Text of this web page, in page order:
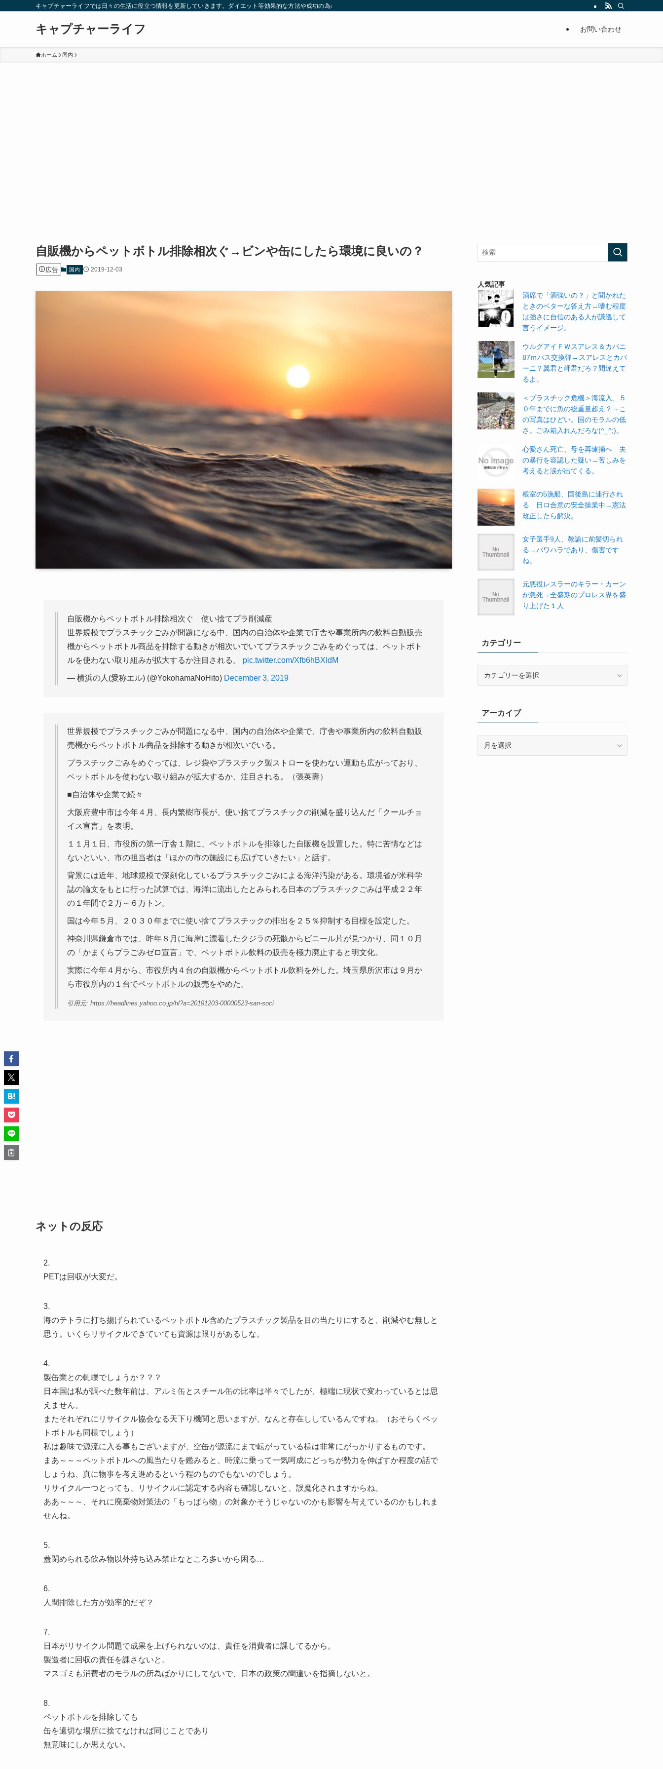
キャプチャーライフでは日々の生活に役立つ情報を更新していきます。ダイエット等効果的な方法や成功の為の秘訣等。太ったり悩んでいる方々が簡単に痩せることが出来るように分かりやすくまとめています。
キャプチャーライフ お問い合わせ
ホーム 国内
自販機からペットボトル排除相次ぐ→ビンや缶にしたら環境に良いの？
広告 国内 2019-12-03
自販機からペットボトル排除相次ぐ 使い捨てプラ削減産
世界規模でプラスチックごみが問題になる中、国内の自治体や企業で庁舎や事業所内の飲料自動販売
機からペットボトル商品を排除する動きが相次いでいてプラスチックごみをめぐっては、ペットボト
ルを使わない取り組みが拡大するか注目される。 pic.twitter.com/Xfb6hBXIdM
— 横浜の人(愛称エル) (@YokohamaNoHito) December 3, 2019
世界規模でプラスチックごみが問題になる中、国内の自治体や企業で、庁舎や事業所内の飲料自動販
売機からペットボトル商品を排除する動きが相次いでいる。
プラスチックごみをめぐっては、レジ袋やプラスチック製ストローを使わない運動も広がっており、
ペットボトルを使わない取り組みが拡大するか、注目される。（張英壽）
■自治体や企業で続々
大阪府豊中市は今年４月、長内繁樹市長が、使い捨てプラスチックの削減を盛り込んだ「クールチョ
イス宣言」を表明。
１１月１日、市役所の第一庁舎１階に、ペットボトルを排除した自販機を設置した。特に苦情などは
ないといい、市の担当者は「ほかの市の施設にも広げていきたい」と話す。
背景には近年、地球規模で深刻化しているプラスチックごみによる海洋汚染がある。環境省が米科学
誌の論文をもとに行った試算では、海洋に流出したとみられる日本のプラスチックごみは平成２２年
の１年間で２万～６万トン。
国は今年５月、２０３０年までに使い捨てプラスチックの排出を２５％抑制する目標を設定した。
神奈川県鎌倉市では、昨年８月に海岸に漂着したクジラの死骸からビニール片が見つかり、同１０月
の「かまくらプラごみゼロ宣言」で、ペットボトル飲料の販売を極力廃止すると明文化。
実際に今年４月から、市役所内４台の自販機からペットボトル飲料を外した。埼玉県所沢市は９月か
ら市役所内の１台でペットボトルの販売をやめた。
引用元: https://headlines.yahoo.co.jp/hl?a=20191203-00000523-san-soci
ネットの反応
2.
PETは回収が大変だ。
3.
海のテトラに打ち揚げられているペットボトル含めたプラスチック製品を目の当たりにすると、削減やむ無しと
思う。いくらリサイクルできていても資源は限りがあるしな。
4.
製缶業との軋轢でしょうか？？？
日本国は私が調べた数年前は、アルミ缶とスチール缶の比率は半々でしたが、極端に現状で変わっているとは思
えません。
またそれぞれにリサイクル協会なる天下り機関と思いますが、なんと存在ししているんですね。（おそらくペッ
トボトルも同様でしょう）
私は趣味で源流に入る事もございますが、空缶が源流にまで転がっている様は非常にがっかりするものです。
まあ～～～ペットボトルへの風当たりを鑑みると、時流に乗って一気呵成にどっちが勢力を伸ばすか程度の話で
しょうね、真に物事を考え進めるという程のものでもないのでしょう。
リサイクル一つとっても、リサイクルに認定する内容も確認しないと、誤魔化されますからね。
ああ～～～、それに廃棄物対策法の「もっぱら物」の対象かそうじゃないのかも影響を与えているのかもしれま
せんね。
5.
蓋閉められる飲み物以外持ち込み禁止なところ多いから困る…
6.
人間排除した方が効率的だぞ？
7.
日本がリサイクル問題で成果を上げられないのは、責任を消費者に課してるから。
製造者に回収の責任を課さないと。
マスゴミも消費者のモラルの所為ばかりにしてないで、日本の政策の間違いを指摘しないと。
8.
ペットボトルを排除しても
缶を適切な場所に捨てなければ同じことであり
無意味にしか思えない。
人気記事
酒席で「酒強いの？」と聞かれた
ときのベターな答え方→嗜む程度
は強さに自信のある人が謙遜して
言うイメージ。
ウルグアイＦＷスアレス＆カバニ
87ｍパス交換弾→スアレスとカバ
ーニ？翼君と岬君だろ？間違えて
るよ。
＜プラスチック危機＞海流入、５
０年までに魚の総重量超え？→こ
の写真はひどい。国のモラルの低
さ。ごみ箱入れんだろな(^_^;)。
心愛さん死亡、母を再逮捕へ 夫
の暴行を容認した疑い→苦しみを
考えると涙が出てくる。
根室の5漁船、国後島に連行され
る 日ロ合意の安全操業中→憲法
改正したら解決。
女子選手9人、教諭に前髪切られ
る→パワハラであり、傷害です
ね。
元悪役レスラーのキラー・カーン
が急死→全盛期のプロレス界を盛
り上げた１人
カテゴリー
ーアーカイブ